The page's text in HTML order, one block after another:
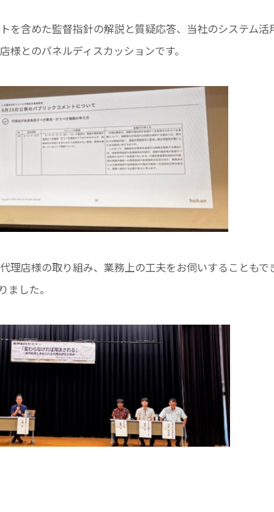
を含めた監督指針の解説と質疑応答、当社のシステム活
とのパネルディスカッションです。
店様の取り組み、業務上の工夫をお伺いすることもで
した。